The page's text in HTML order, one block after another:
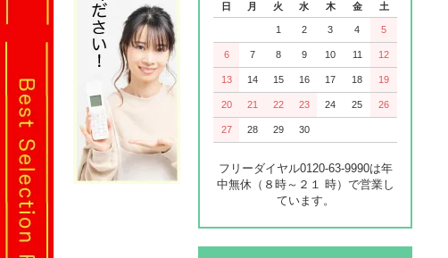
日 月 火 水 木 金 土
1 2 3 4 5
6 7 8 9 10 11 12
13 14 15 16 17 18 19
20 21 22 23 24 25 26
27 28 29 30
フリーダイヤル0120-63-9990は年
中無休（８時～２１ 時）で営業し
ています。